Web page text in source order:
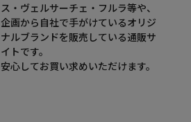
ス・ヴェルサーチェ・フルラ等や、
企画から自社で手がけているオリジ
ナルブランドを販売している通販サ
イトです。
安心してお買い求めいただけます。